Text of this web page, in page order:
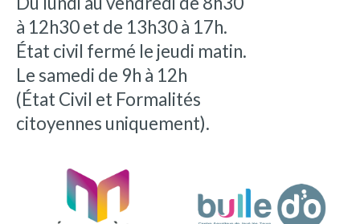
à 12h30 et de 13h30 à 17h.
État civil fermé le jeudi matin.
Le samedi de 9h à 12h
(État Civil et Formalités
citoyennes uniquement).